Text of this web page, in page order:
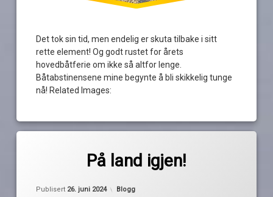
Det tok sin tid, men endelig er skuta tilbake i sitt
rette element! Og godt rustet for årets
hovedbåtferie om ikke så altfor lenge.
Båtabstinensene mine begynte å bli skikkelig tunge
nå! Related Images:
På land igjen!
Publisert 26. juni 2024 Kategorier:
Blogg
fredrikstad